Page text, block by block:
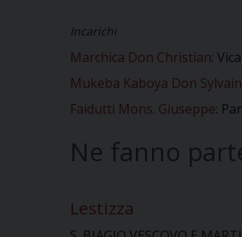
Incarichi
Marchica Don Christian:
Mukeba Kaboya Don Sylvain
Faidutti Mons. Giuseppe:
Ne fanno
Lestizza